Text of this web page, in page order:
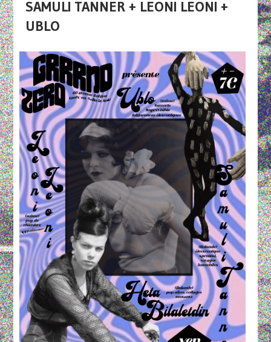
SAMULI TANNER + LEONI LEONI +
UBLO